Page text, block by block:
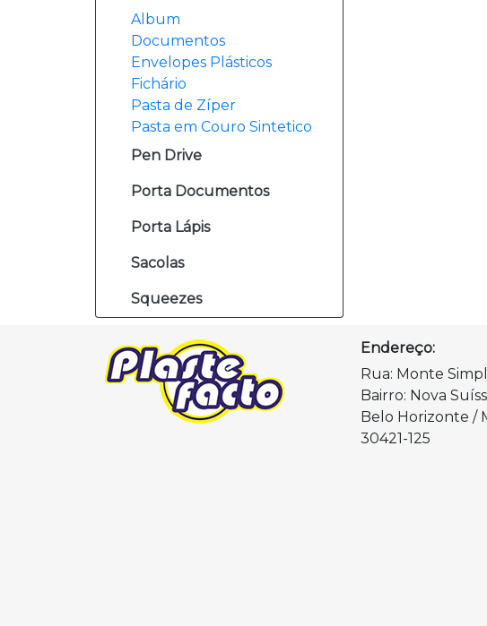
Album
Documentos
Envelopes Plásticos
Fichário
Pasta de Zíper
Pasta em Couro Sintetico
Pen Drive
Porta Documentos
Porta Lápis
Sacolas
Squeezes
Endereço:
Rua: Monte
Bairro: Nova
Belo Horizonte /
30421-125